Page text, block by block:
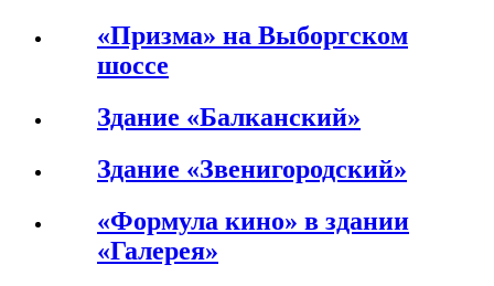
«Призма» на Выборгском
шоссе
Здание «Балканский»
Здание «Звенигородский»
«Формула кино» в здании
«Галерея»